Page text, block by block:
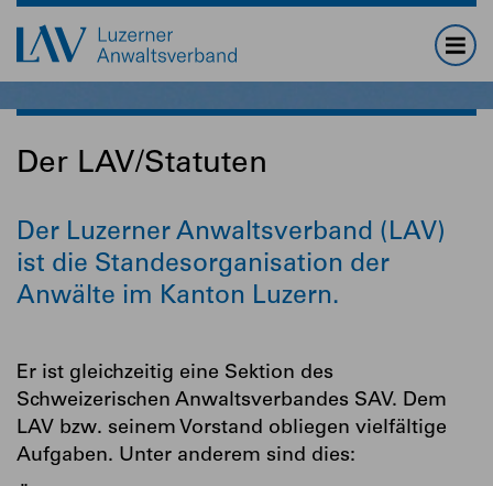
Der LAV/Statuten
Der Luzerner Anwaltsverband (LAV)
ist die Standesorganisation der
Anwälte im Kanton Luzern.
Er ist gleichzeitig eine Sektion des
Schweizerischen Anwaltsverbandes SAV. Dem
LAV bzw. seinem Vorstand obliegen vielfältige
Aufgaben. Unter anderem sind dies: